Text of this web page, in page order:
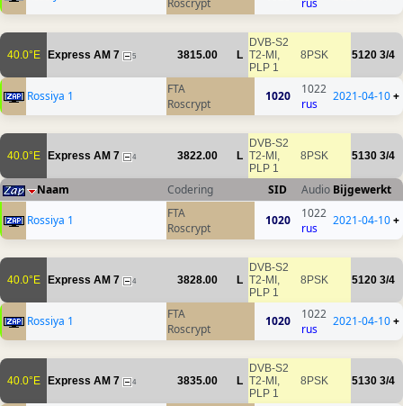
Roscrypt
rus
40.0°E Express AM 7 5 3815.00 L
DVB-S2
T2-MI,
PLP 1
8PSK 5120 3/4
Rossiya 1
FTA
Roscrypt
1020
1022
rus
2021-04-10+
40.0°E Express AM 7 4 3822.00 L
DVB-S2
T2-MI,
PLP 1
8PSK 5130 3/4
Naam Codering SID Audio Bijgewerkt
Rossiya 1
FTA
Roscrypt
1020
1022
rus
2021-04-10+
40.0°E Express AM 7 4 3828.00 L
DVB-S2
T2-MI,
PLP 1
8PSK 5120 3/4
Rossiya 1
FTA
Roscrypt
1020
1022
rus
2021-04-10+
40.0°E Express AM 7 4 3835.00 L
DVB-S2
T2-MI,
PLP 1
8PSK 5130 3/4